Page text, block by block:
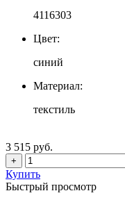
4116303
Цвет:
синий
Материал:
текстиль
3 515 руб.
+
Купить
Быстрый просмотр